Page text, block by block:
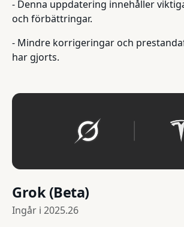
- Denna uppdatering innehåller
och förbättringar.
- Mindre korrigeringar och
har gjorts.
Grok (Beta)
Ingår i 2025.26